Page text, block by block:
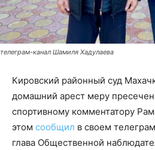
телеграм-канал Шамиля Хадулаева
Кировский районный суд
домашний арест меру
спортивному комментатору
этом сообщил в своем
глава Общественной